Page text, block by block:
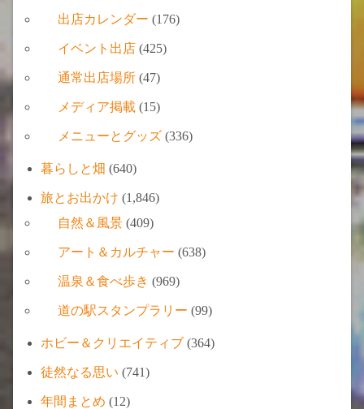
出店カレンダー (176)
イベント出店 (425)
通常出店場所 (47)
メディア掲載 (15)
メニューとグッズ (336)
暮らしと畑 (640)
旅とお出かけ (1,846)
自然＆風景 (409)
アート＆カルチャー (638)
温泉＆食べ歩き (969)
道の駅スタンプラリー (99)
ホビー＆クリエイティブ (364)
徒然なる思い (741)
年間まとめ (12)